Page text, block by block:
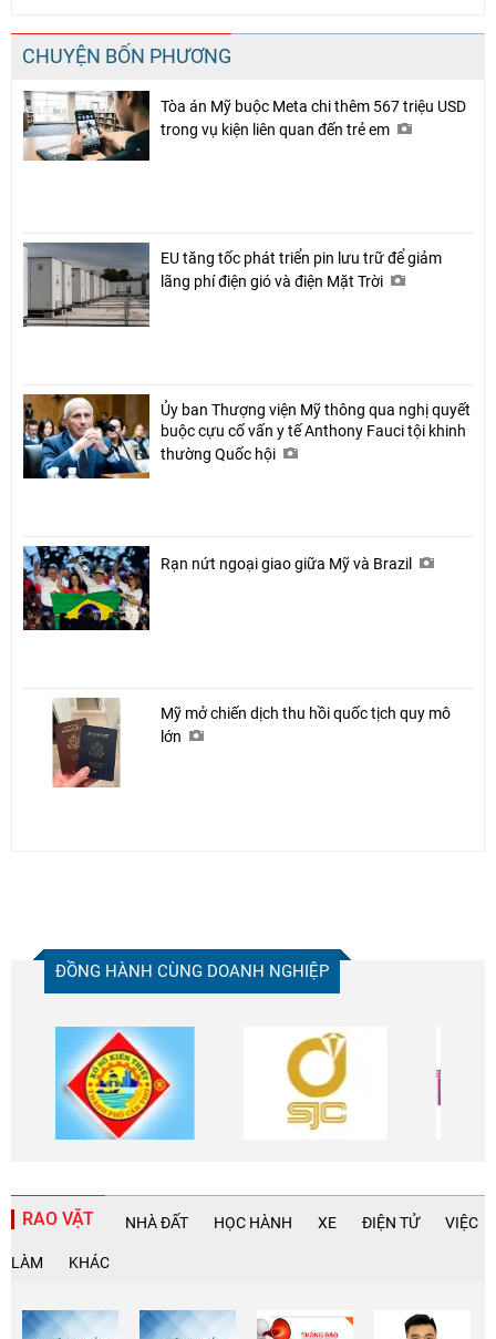
CHUYỆN BỐN PHƯƠNG
Tòa án Mỹ buộc Meta chi thêm 567 triệu USD
trong vụ kiện liên quan đến trẻ em
EU tăng tốc phát triển pin lưu trữ để giảm
lãng phí điện gió và điện Mặt Trời
Ủy ban Thượng viện Mỹ thông qua nghị quyết
buộc cựu cố vấn y tế Anthony Fauci tội khinh
thường Quốc hội
Rạn nứt ngoại giao giữa Mỹ và Brazil
Mỹ mở chiến dịch thu hồi quốc tịch quy mô
lớn
ĐỒNG HÀNH CÙNG DOANH NGHIỆP
RAO VẶT NHÀ ĐẤT HỌC HÀNH XE ĐIỆN TỬ VIỆC
LÀM KHÁC